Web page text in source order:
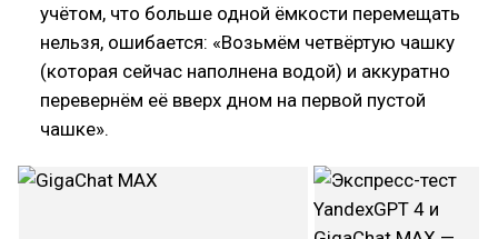
учётом, что больше одной ёмкости перемещать
нельзя, ошибается: «Возьмём четвёртую чашку
(которая сейчас наполнена водой) и аккуратно
перевернём её вверх дном на первой пустой
чашке».